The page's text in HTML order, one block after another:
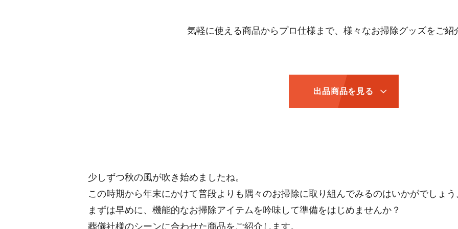
気軽に使える商品からプロ仕様まで、様々なお掃除グッズをご紹
出品商品を見る
少しずつ秋の風が吹き始めましたね。
この時期から年末にかけて普段よりも隅々のお掃除に取り組んでみるのはいかがでしょう
まずは早めに、機能的なお掃除アイテムを吟味して準備をはじめませんか？
葬儀社様のシーンに合わせた商品をご紹介します。